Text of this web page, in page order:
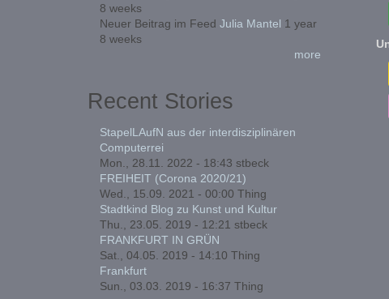
8 weeks
Neuer Beitrag im Feed Julia Mantel 1 year
8 weeks
more
Recent Stories
StapelLAufN aus der interdisziplinären
Computerrei
Mon., 28.11. 2022 - 18:43 stbeck
FREIHEIT (Corona 2020/21)
Wed., 15.09. 2021 - 00:00 Thing
Stadtkind Blog zu Kunst und Kultur
Thu., 23.05. 2019 - 12:21 stbeck
FRANKFURT IN GRÜN
Sat., 04.05. 2019 - 14:10 Thing
Frankfurt
Sun., 03.03. 2019 - 16:37 Thing